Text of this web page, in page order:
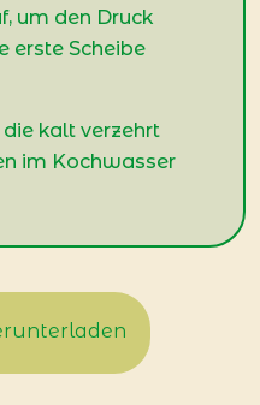
um den Druck
erste Scheibe
kalt verzehrt
im Kochwasser